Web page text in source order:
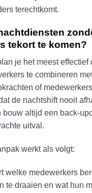
terechtkomt.
tekort te komen?
je het meest effectief
te combineren
of
de nachtshift nooit
bouw altijd een back-
uitval.
werkt als volgt:
welke medewerkers
te draaien en wat hun